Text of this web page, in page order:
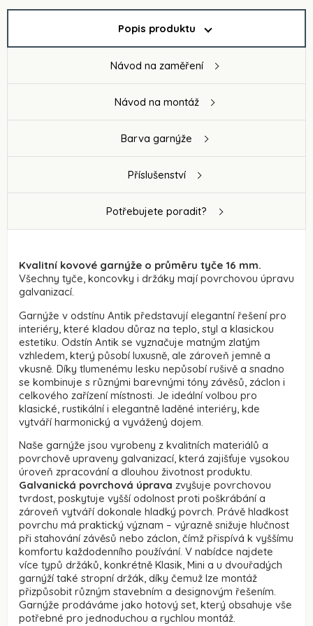
Popis produktu
Návod na zaměření
Návod na montáž
Barva garnýže
Příslušenství
Potřebujete poradit?
Kvalitní kovové garnýže o průměru tyče 16 mm.
Všechny tyče, koncovky i držáky mají povrchovou úpravu
galvanizací.
Garnýže v odstínu Antik představují elegantní řešení pro
interiéry, které kladou důraz na teplo, styl a klasickou
estetiku. Odstín Antik se vyznačuje matným zlatým
vzhledem, který působí luxusně, ale zároveň jemně a
vkusně. Díky tlumenému lesku nepůsobí rušivě a snadno
se kombinuje s různými barevnými tóny závěsů, záclon i
celkového zařízení místnosti. Je ideální volbou pro
klasické, rustikální i elegantně laděné interiéry, kde
vytváří harmonický a vyvážený dojem.
Naše garnýže jsou vyrobeny z kvalitních materiálů a
povrchově upraveny galvanizací, která zajišťuje vysokou
úroveň zpracování a dlouhou životnost produktu.
Galvanická povrchová úprava zvyšuje povrchovou
tvrdost, poskytuje vyšší odolnost proti poškrábání a
zároveň vytváří dokonale hladký povrch. Právě hladkost
povrchu má praktický význam – výrazně snižuje hlučnost
při stahování závěsů nebo záclon, čímž přispívá k vyššímu
komfortu každodenního používání. V nabídce najdete
více typů držáků, konkrétně Klasik, Mini a u dvouřadých
garnýží také stropní držák, díky čemuž lze montáž
přizpůsobit různým stavebním a designovým řešením.
Garnýže prodáváme jako hotový set, který obsahuje vše
potřebné pro jednoduchou a rychlou montáž.